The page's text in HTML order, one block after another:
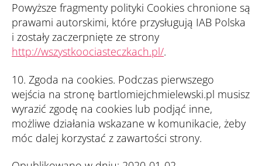
Powyższe fragmenty polityki Cookies chronione są
prawami autorskimi, które przysługują IAB Polska
i zostały zaczerpnięte ze strony
http://wszystkoociasteczkach.pl/.
10. Zgoda na cookies. Podczas pierwszego
wejścia na stronę bartlomiejchmielewski.pl musisz
wyrazić zgodę na cookies lub podjąć inne,
możliwe działania wskazane w komunikacie, żeby
móc dalej korzystać z zawartości strony.